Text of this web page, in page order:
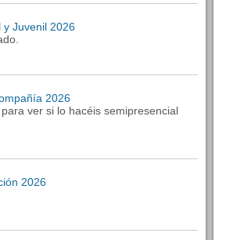
y Juvenil 2026
2026
ver si lo hacéis semipresencial
2026